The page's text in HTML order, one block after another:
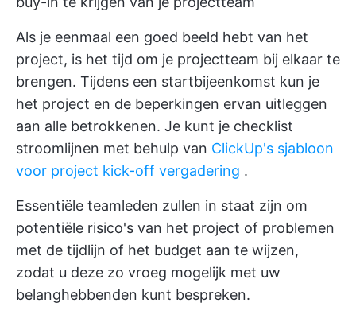
Als je eenmaal een goed beeld hebt van het
project, is het tijd om je projectteam bij elkaar te
brengen. Tijdens een startbijeenkomst kun je
het project en de beperkingen ervan uitleggen
aan alle betrokkenen. Je kunt je checklist
stroomlijnen met behulp van ClickUp's sjabloon
voor project kick-off vergadering .
Essentiële teamleden zullen in staat zijn om
potentiële risico's van het project of problemen
met de tijdlijn of het budget aan te wijzen,
zodat u deze zo vroeg mogelijk met uw
belanghebbenden kunt bespreken.